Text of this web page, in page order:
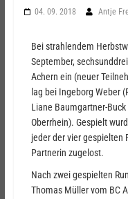
04. 09. 2018 Antje
Bei strahlendem
September,
Achern ein (neuer
lag bei Ingeborg Weber
Liane Baumgartner-
Oberrhein). Gespielt
jeder der vier gespielten
Partnerin zugelost.
Nach zwei gespielten
Thomas Müller vom BC